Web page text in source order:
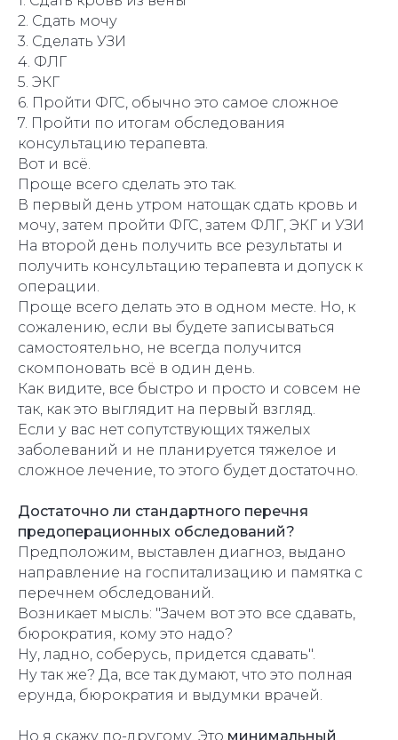
2. Сдать мочу
3. Сделать УЗИ
4. ФЛГ
5. ЭКГ
6. Пройти ФГС, обычно это самое сложное
7. Пройти по итогам обследования
консультацию терапевта.
Вот и всё.
Проще всего сделать это так.
В первый день утром натощак сдать кровь и
мочу, затем пройти ФГС, затем ФЛГ, ЭКГ и УЗИ
На второй день получить все результаты и
получить консультацию терапевта и допуск к
операции.
Проще всего делать это в одном месте. Но, к
сожалению, если вы будете записываться
самостоятельно, не всегда получится
скомпоновать всё в один день.
Как видите, все быстро и просто и совсем не
так, как это выглядит на первый взгляд.
Если у вас нет сопутствующих тяжелых
заболеваний и не планируется тяжелое и
сложное лечение, то этого будет достаточно.
Достаточно ли стандартного перечня
предоперационных обследований?
Предположим, выставлен диагноз, выдано
направление на госпитализацию и памятка с
перечнем обследований.
Возникает мысль: "Зачем вот это все сдавать,
бюрократия, кому это надо?
Ну, ладно, соберусь, придется сдавать".
Ну так же? Да, все так думают, что это полная
ерунда, бюрократия и выдумки врачей.
Но я скажу по-другому. Это минимальный